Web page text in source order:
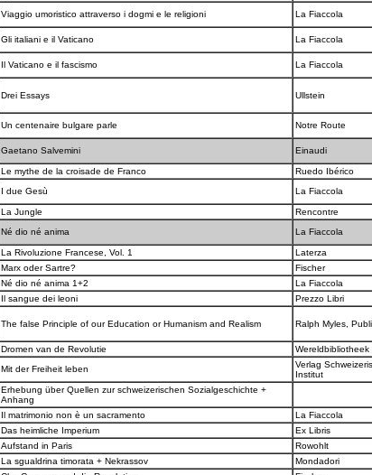
Viaggio umoristico attraverso i dogmi e le religioni La Fiaccola
Gli italiani e il Vaticano La Fiaccola
Il Vaticano e il fascismo La Fiaccola
Drei Essays Ullstein
Un centenaire bulgare parle Notre Route
Gaetano Salvemini Einaudi
Le mythe de la croisade de Franco Ruedo Ibérico
I due Gesù La Fiaccola
La Jungle Rencontre
Né dio né anima La Fiaccola
La Rivoluzione Francese, Vol. 1 Laterza
Marx oder Sartre? Fischer
Né dio né anima 1+2 La Fiaccola
Il sangue dei leoni Prezzo Libri
The false Principle of our Education or Humanism and Realism Ralph Myles,
Dromen van de Revolutie Wereldbibliotheek
Mit der Freiheit leben
Verlag
Institut
Erhebung über Quellen zur schweizerischen Sozialgeschichte +
Anhang
Il matrimonio non è un sacramento La Fiaccola
Das heimliche Imperium Ex Libris
Aufstand in Paris Rowohlt
La sgualdrina timorata + Nekrassov Mondadori